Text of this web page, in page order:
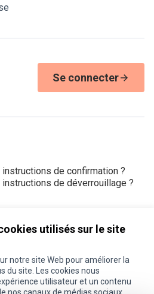
utilisés sur le site
notre site Web pour améliorer la
du site. Les cookies nous
utilisateur et un contenu
Se connecter
instructions de confirmation ?
instructions de déverrouillage ?